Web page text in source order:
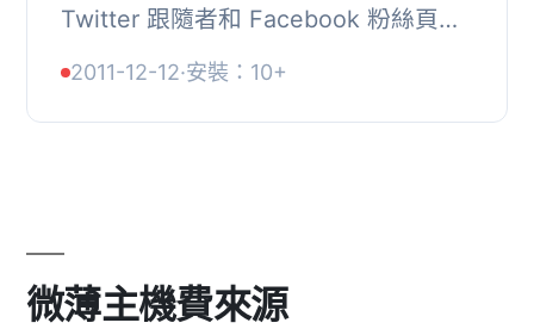
Twitter 跟隨者和 Facebook 粉絲頁面
使用 TipTip jQuery 插件，為每個特定
的社交網...
2011-12-12·安裝：10+
微薄主機費來源